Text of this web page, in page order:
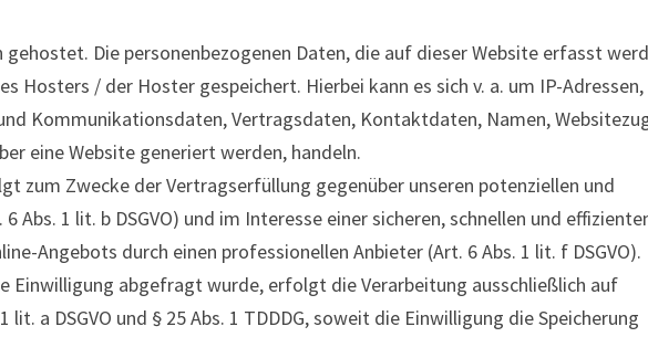
gehostet. Die personenbezogenen Daten, die auf dieser Website erfasst
Hosters / der Hoster gespeichert. Hierbei kann es sich v. a. um IP-Adressen,
Kommunikationsdaten, Vertragsdaten, Kontaktdaten, Namen,
eine Website generiert werden, handeln.
zum Zwecke der Vertragserfüllung gegenüber unseren potenziellen und
Abs. 1 lit. b DSGVO) und im Interesse einer sicheren, schnellen und
Angebots durch einen professionellen Anbieter (Art. 6 Abs. 1 lit. f DSGVO).
Einwilligung abgefragt wurde, erfolgt die Verarbeitung ausschließlich auf
lit. a DSGVO und § 25 Abs. 1 TDDDG, soweit die Einwilligung die Speicherung